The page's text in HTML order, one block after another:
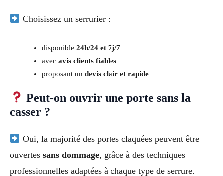
Choisissez un serrurier :
disponible 24h/24 et 7j/7
avec avis clients fiables
proposant un devis clair et rapide
Peut-on ouvrir une porte sans la
casser ?
Oui, la majorité des portes claquées peuvent être
ouvertes sans dommage, grâce à des techniques
professionnelles adaptées à chaque type de serrure.